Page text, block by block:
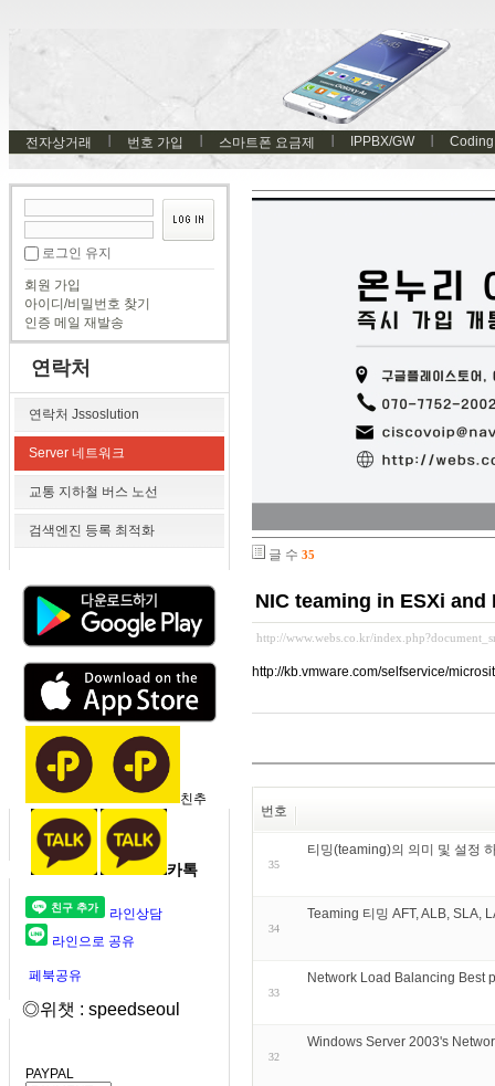
전자상거래 번호 가입 스마트폰 요금제 IPPBX/GW Coding
로그인 유지
회원 가입
아이디/비밀번호 찾기
인증 메일 재발송
연락처
연락처 Jssoslution
Server 네트워크
교통 지하철 버스 노선
검색엔진 등록 최적화
친추
카톡
라인상담
라인으로 공유
페북공유
◎위챗 : speedseoul
PAYPAL
글 수 35
NIC teaming in ESXi and
http://www.webs.co.kr/
http://kb.vmware.com/selfservice/
번호
35
티밍(teaming)의 의미 및 설정
34
Teaming 티밍 AFT, ALB, SLA,
33
Network Load Balancing Best
32
Windows Server 2003's